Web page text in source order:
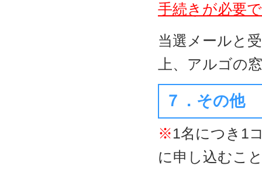
手続きが必要
当選メールと
上、アルゴの
７．その他
※1名につき1
に申し込むこ